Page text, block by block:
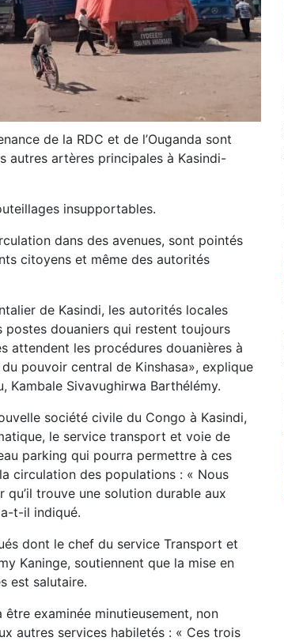
de la RDC et de l’Ouganda sont
autres artères principales à Kasindi-
insupportables.
dans des avenues, sont pointés
citoyens et même des autorités
de Kasindi, les autorités locales
postes douaniers qui restent toujours
attendent les procédures douanières à
pouvoir central de Kinshasa», explique
Sivavughirwa Barthélémy.
société civile du Congo à Kasindi,
le service transport et voie de
parking qui pourra permettre à ces
circulation des populations : « Nous
qu’il trouve une solution durable aux
t-il indiqué.
dont le chef du service Transport et
Kaninge, soutiennent que la mise en
est salutaire.
examinée minutieusement, non
autres services habiletés : « Ces trois